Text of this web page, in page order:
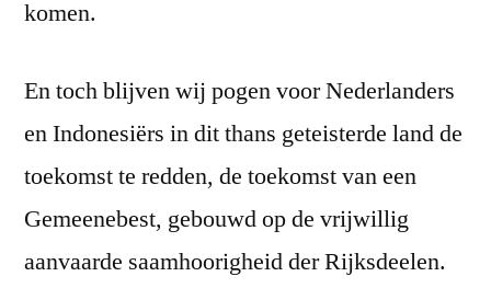
komen.
En toch blijven wij pogen voor Nederlanders
en Indonesiërs in dit thans geteisterde land de
toekomst te redden, de toekomst van een
Gemeenebest, gebouwd op de vrijwillig
aanvaarde saamhoorigheid der Rijksdeelen.